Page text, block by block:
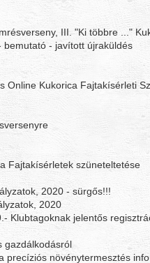
III. "Ki többre ..."
bemutató - javított újraküldés
Online Kukorica Fajtakísérleti
Fajtakísérletek szüneteltetése
2020 - sürgős!!!
2020
Klubtagoknak jelentős
gazdálkodásról
precíziós növénytermesztés